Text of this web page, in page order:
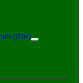
(JDIH)